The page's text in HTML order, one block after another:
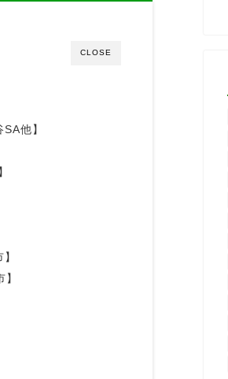
CLOSE
他】